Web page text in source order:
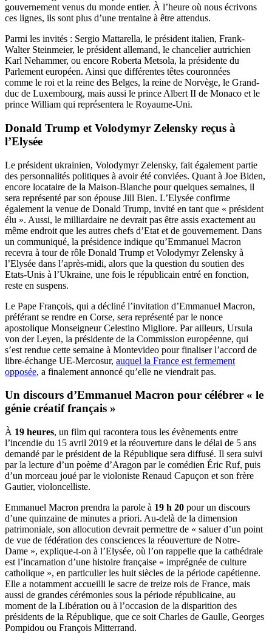
gouvernement venus du monde entier. À l’heure où nous écrivons
ces lignes, ils sont plus d’une trentaine à être attendus.
Parmi les invités : Sergio Mattarella, le président italien, Frank-
Walter Steinmeier, le président allemand, le chancelier autrichien
Karl Nehammer, ou encore Roberta Metsola, la présidente du
Parlement européen. Ainsi que différentes têtes couronnées
comme le roi et la reine des Belges, la reine de Norvège, le Grand-
duc de Luxembourg, mais aussi le prince Albert II de Monaco et le
prince William qui représentera le Royaume-Uni.
Donald Trump et Volodymyr Zelensky reçus à
l’Elysée
Le président ukrainien, Volodymyr Zelensky, fait également partie
des personnalités politiques à avoir été conviées. Quant à Joe Biden,
encore locataire de la Maison-Blanche pour quelques semaines, il
sera représenté par son épouse Jill Bien. L’Elysée confirme
également la venue de Donald Trump, invité en tant que « président
élu ». Aussi, le milliardaire ne devrait pas être assis exactement au
même endroit que les autres chefs d’Etat et de gouvernement. Dans
un communiqué, la présidence indique qu’Emmanuel Macron
recevra à tour de rôle Donald Trump et Volodymyr Zelensky à
l’Elysée dans l’après-midi, alors que la question du soutien des
Etats-Unis à l’Ukraine, une fois le républicain entré en fonction,
reste en suspens.
Le Pape François, qui a décliné l’invitation d’Emmanuel Macron,
préférant se rendre en Corse, sera représenté par le nonce
apostolique Monseigneur Celestino Migliore. Par ailleurs, Ursula
von der Leyen, la présidente de la Commission européenne, qui
s’est rendue cette semaine à Montevideo pour finaliser l’accord de
libre-échange UE-Mercosur, auquel la France est fermement
opposée, a finalement annoncé qu’elle ne viendrait pas.
Un discours d’Emmanuel Macron pour célébrer « le
génie créatif français »
À 19 heures, un film qui racontera tous les évènements entre
l’incendie du 15 avril 2019 et la réouverture dans le délai de 5 ans
demandé par le président de la République sera diffusé. Il sera suivi
par la lecture d’un poème d’Aragon par le comédien Éric Ruf, puis
d’un morceau joué par le violoniste Renaud Capuçon et son frère
Gautier, violoncelliste.
Emmanuel Macron prendra la parole à 19 h 20 pour un discours
d’une quinzaine de minutes a priori. Au-delà de la dimension
patrimoniale, son allocution devrait permettre de « saluer d’un point
de vue de fédération des consciences la réouverture de Notre-
Dame », explique-t-on à l’Elysée, où l’on rappelle que la cathédrale
est l’incarnation d’une histoire française « imprégnée de culture
catholique », en particulier les huit siècles de la période capétienne.
Elle a notamment accueilli le sacre de treize rois de France, mais
aussi de grandes cérémonies sous la période républicaine, au
moment de la Libération ou à l’occasion de la disparition des
présidents de la République, que ce soit Charles de Gaulle, Georges
Pompidou ou François Mitterrand.